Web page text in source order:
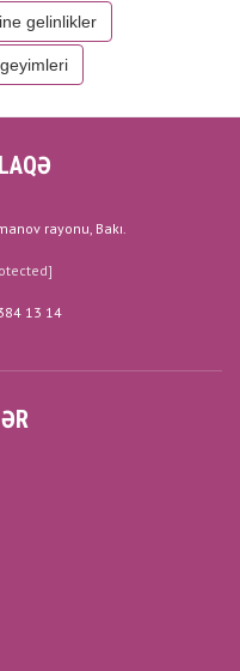
gelinlikler
rayonu, Bakı.
13 14